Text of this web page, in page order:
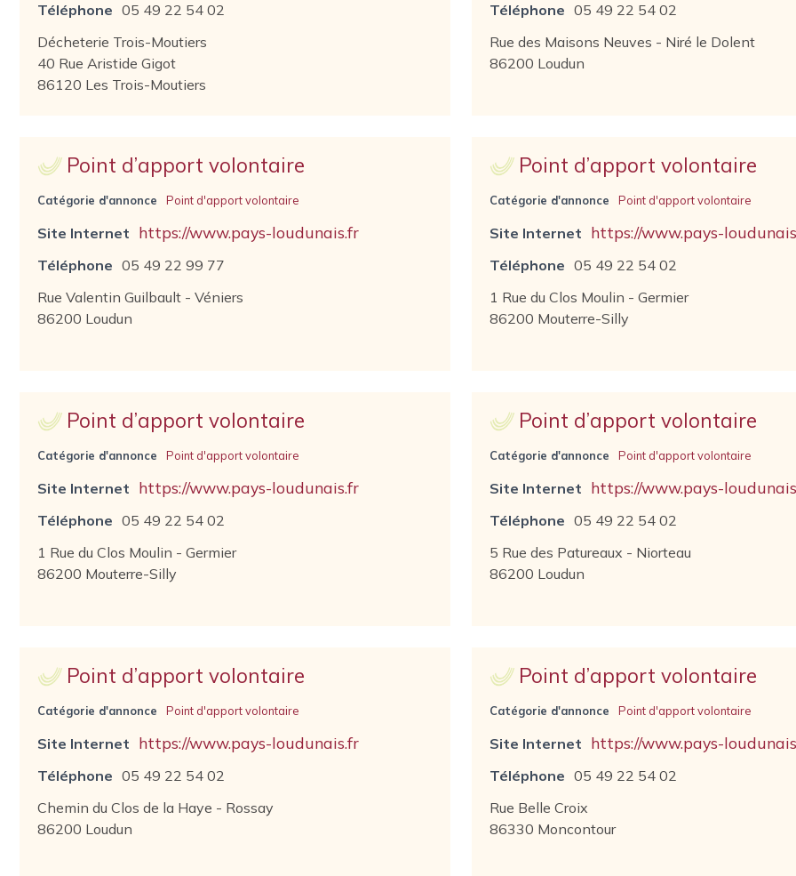
Téléphone 05 49 22 54 02
Décheterie Trois-Moutiers
40 Rue Aristide Gigot
86120 Les Trois-Moutiers
Téléphone 05 49 22 54 02
Rue des Maisons Neuves - Niré le Dolent
86200 Loudun
Point d’apport volontaire
Catégorie d'annonce Point d'apport volontaire
Site Internet https://www.pays-loudunais.fr
Téléphone 05 49 22 99 77
Rue Valentin Guilbault - Véniers
86200 Loudun
Point d’apport volontaire
Catégorie d'annonce Point d'apport volontaire
Site Internet https://www.pays-
Téléphone 05 49 22 54 02
1 Rue du Clos Moulin - Germier
86200 Mouterre-Silly
Point d’apport volontaire
Catégorie d'annonce Point d'apport volontaire
Site Internet https://www.pays-loudunais.fr
Téléphone 05 49 22 54 02
1 Rue du Clos Moulin - Germier
86200 Mouterre-Silly
Point d’apport volontaire
Catégorie d'annonce Point d'apport volontaire
Site Internet https://www.pays-
Téléphone 05 49 22 54 02
5 Rue des Patureaux - Niorteau
86200 Loudun
Point d’apport volontaire
Catégorie d'annonce Point d'apport volontaire
Site Internet https://www.pays-loudunais.fr
Téléphone 05 49 22 54 02
Chemin du Clos de la Haye - Rossay
86200 Loudun
Point d’apport volontaire
Catégorie d'annonce Point d'apport volontaire
Site Internet https://www.pays-
Téléphone 05 49 22 54 02
Rue Belle Croix
86330 Moncontour